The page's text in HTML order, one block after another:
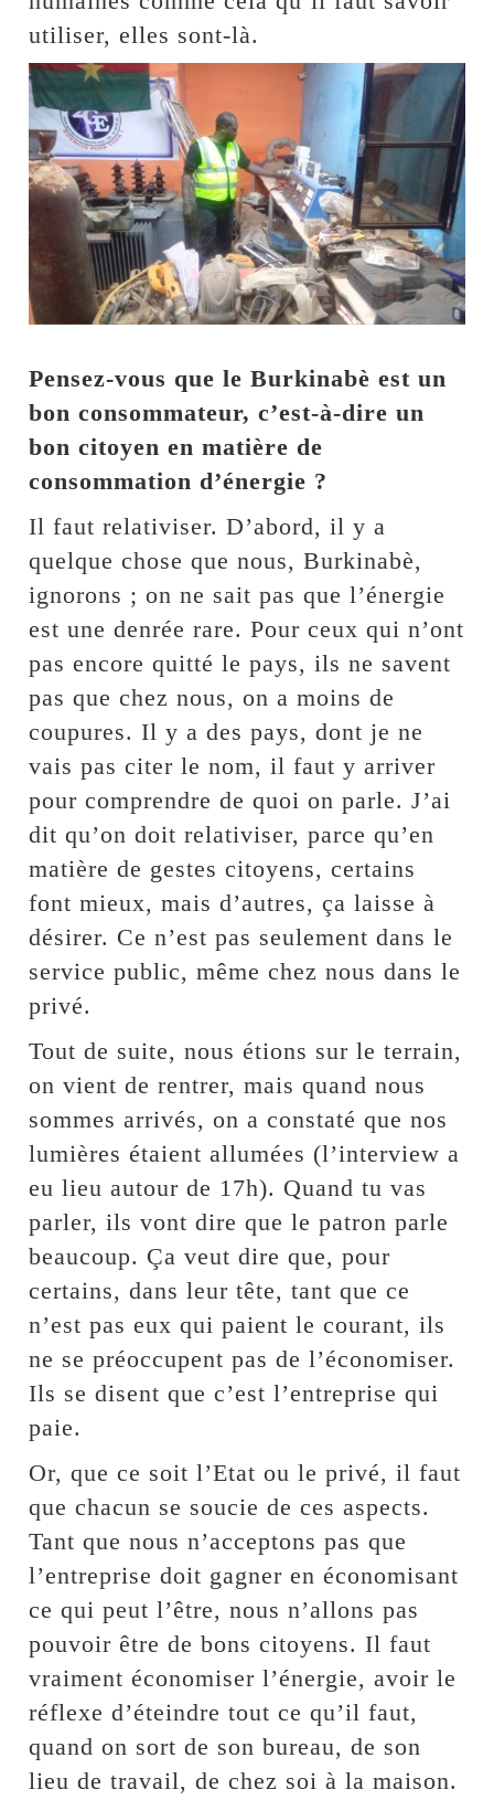
utiliser, elles sont-là.
Pensez-vous que le Burkinabè est un
bon consommateur, c’est-à-dire un
bon citoyen en matière de
consommation d’énergie ?
Il faut relativiser. D’abord, il y a
quelque chose que nous, Burkinabè,
ignorons ; on ne sait pas que l’énergie
est une denrée rare. Pour ceux qui n’ont
pas encore quitté le pays, ils ne savent
pas que chez nous, on a moins de
coupures. Il y a des pays, dont je ne
vais pas citer le nom, il faut y arriver
pour comprendre de quoi on parle. J’ai
dit qu’on doit relativiser, parce qu’en
matière de gestes citoyens, certains
font mieux, mais d’autres, ça laisse à
désirer. Ce n’est pas seulement dans le
service public, même chez nous dans le
privé.
Tout de suite, nous étions sur le terrain,
on vient de rentrer, mais quand nous
sommes arrivés, on a constaté que nos
lumières étaient allumées (l’interview a
eu lieu autour de 17h). Quand tu vas
parler, ils vont dire que le patron parle
beaucoup. Ça veut dire que, pour
certains, dans leur tête, tant que ce
n’est pas eux qui paient le courant, ils
ne se préoccupent pas de l’économiser.
Ils se disent que c’est l’entreprise qui
paie.
Or, que ce soit l’Etat ou le privé, il faut
que chacun se soucie de ces aspects.
Tant que nous n’acceptons pas que
l’entreprise doit gagner en économisant
ce qui peut l’être, nous n’allons pas
pouvoir être de bons citoyens. Il faut
vraiment économiser l’énergie, avoir le
réflexe d’éteindre tout ce qu’il faut,
quand on sort de son bureau, de son
lieu de travail, de chez soi à la maison.